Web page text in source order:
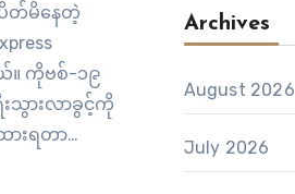
ပိတ်မိနေတဲ့
။ ကိုဗစ်-၁၉
သွားလာခွင့်ကို
းရတာ
Archives
August 2026
July 2026